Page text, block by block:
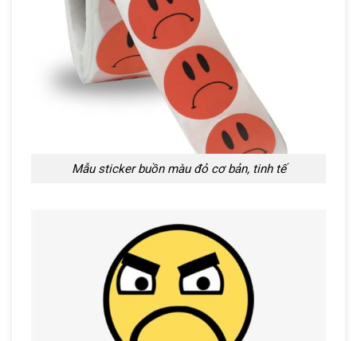
Mẫu sticker buồn màu đỏ cơ bản, tinh tế